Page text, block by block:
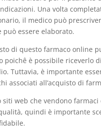
Una volta
il medico può
può essere elaborato.
di questo farmaco online
poichê è possibile riceverlo
Tuttavia, è importante
associati all’acquisto di
siti web che vendono
quindi è importante